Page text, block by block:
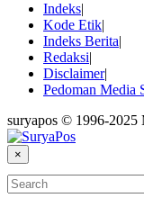
Indeks
Kode Etik
Indeks Berita
Redaksi
Disclaimer
Pedoman Media
suryapos © 1996-
×